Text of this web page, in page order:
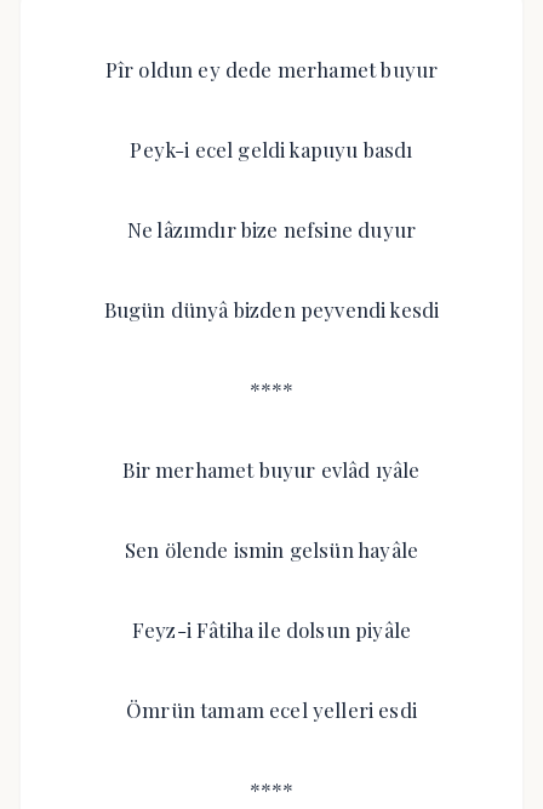
Pîr oldun ey dede merhamet buyur
Peyk-i ecel geldi kapuyu basdı
Ne lâzımdır bize nefsine duyur
Bugün dünyâ bizden peyvendi kesdi
****
Bir merhamet buyur evlâd ıyâle
Sen ölende ismin gelsün hayâle
Feyz-i Fâtiha ile dolsun piyâle
Ömrün tamam ecel yelleri esdi
****